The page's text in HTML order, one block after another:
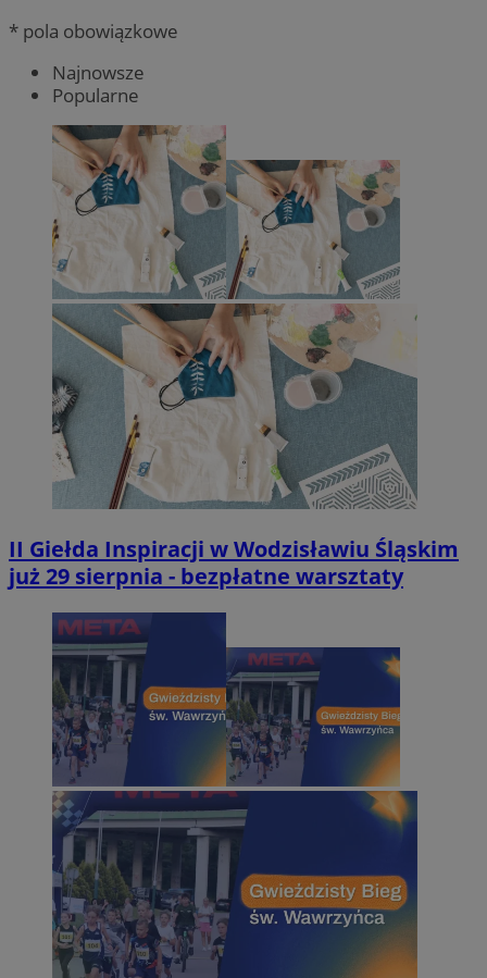
* pola obowiązkowe
Najnowsze
Popularne
II Giełda Inspiracji w Wodzisławiu Śląskim
już 29 sierpnia - bezpłatne warsztaty